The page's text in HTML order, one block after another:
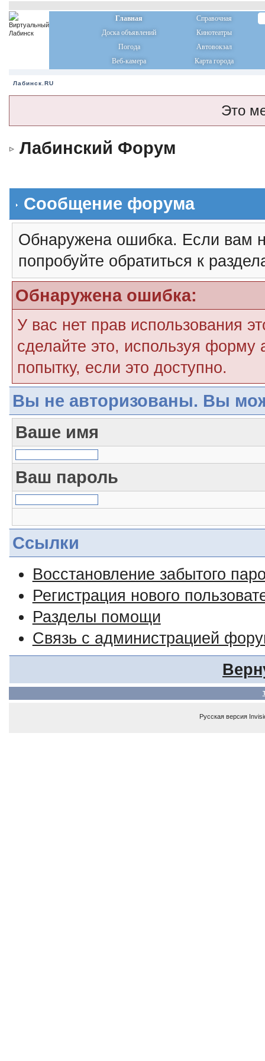
Главная
Справочная
Доска объявлений
Кинотеатры
Погода
Автовокзал
Веб-камера
Карта города
Лабинск.RU
Это
Лабинский Форум
Сообщение форума
Обнаружена ошибка. Если вам
попробуйте обратиться к
Обнаружена ошибка:
У вас нет прав использования
сделайте это, используя форму
попытку, если это доступно.
Вы не авторизованы. Вы
Ваше имя
Ваш пароль
Ссылки
Восстановление забытого
Регистрация нового
Разделы помощи
Связь с администрацией
Русская версия